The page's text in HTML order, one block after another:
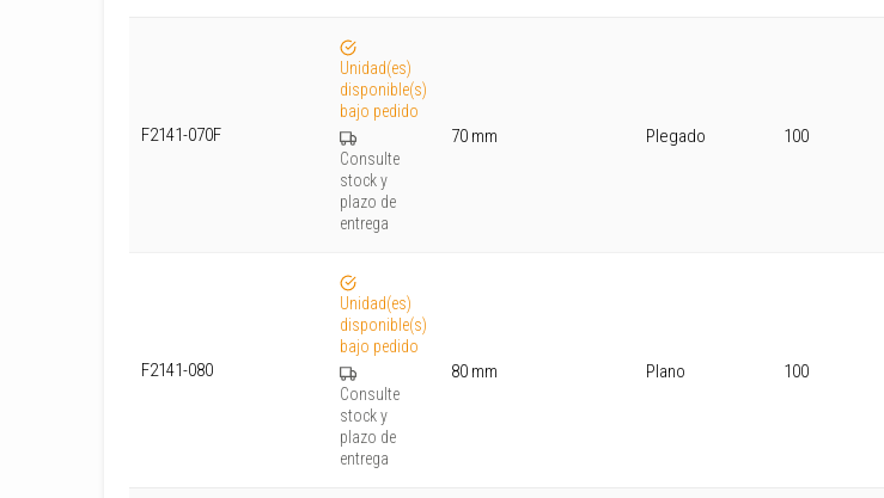
F2141-070F
Unidad(es)
disponible(s)
bajo pedido
Consulte
stock y
plazo de
entrega
70 mm Plegado 100
F2141-080
Unidad(es)
disponible(s)
bajo pedido
Consulte
stock y
plazo de
entrega
80 mm Plano 100